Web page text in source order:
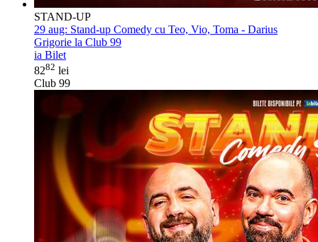
STAND-UP
29 aug: Stand-up Comedy cu Teo, Vio, Toma - Darius
Grigorie la Club 99
ia Bilet
8282 lei
Club 99